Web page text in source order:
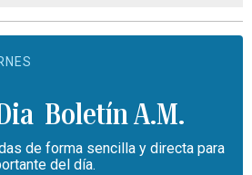
Boletín A.M.
de forma sencilla y directa para
del día.